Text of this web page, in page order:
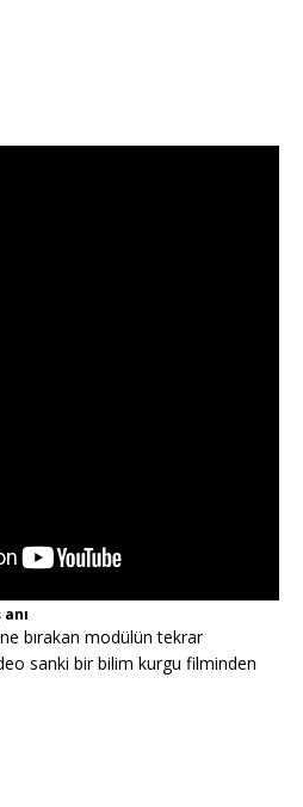
bırakan modülün tekrar
sanki bir bilim kurgu filminden